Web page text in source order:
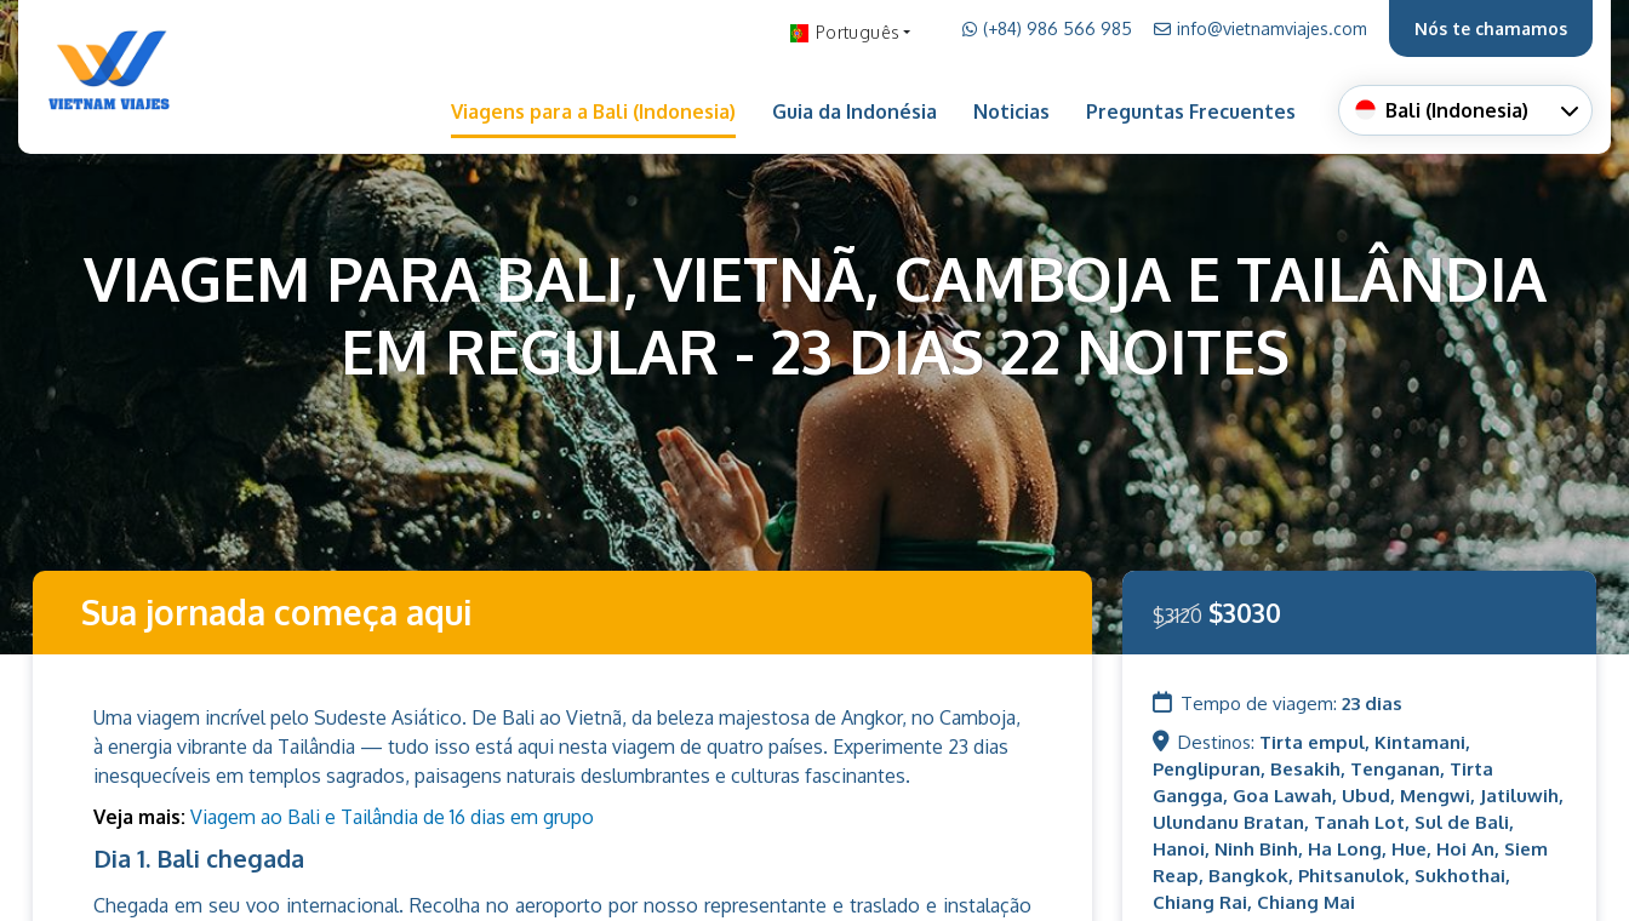
Português (+84) 986 566 985 info@vietnamviajes.com Nós te chamamos
Viagens para a Bali (Indonesia) Guia da Indonésia Noticias Preguntas Frecuentes Bali (Indonesia)
VIAGEM PARA BALI, VIETNÃ, CAMBOJA E TAILÂNDIA
EM REGULAR - 23 DIAS 22 NOITES
Sua jornada começa aqui
Uma viagem incrível pelo Sudeste Asiático. De Bali ao Vietnã, da beleza majestosa de Angkor, no Camboja,
à energia vibrante da Tailândia — tudo isso está aqui nesta viagem de quatro países. Experimente 23 dias
inesquecíveis em templos sagrados, paisagens naturais deslumbrantes e culturas fascinantes.
Veja mais: Viagem ao Bali e Tailândia de 16 dias em grupo
Dia 1. Bali chegada
Chegada em seu voo internacional. Recolha no aeroporto por nosso representante e traslado e instalação
$3120 $3030
Tempo de viagem: 23 dias
Destinos: Tirta empul, Kintamani,
Penglipuran, Besakih, Tenganan, Tirta
Gangga, Goa Lawah, Ubud, Mengwi, Jatiluwih,
Ulundanu Bratan, Tanah Lot, Sul de Bali,
Hanoi, Ninh Binh, Ha Long, Hue, Hoi An, Siem
Reap, Bangkok, Phitsanulok, Sukhothai,
Chiang Rai, Chiang Mai